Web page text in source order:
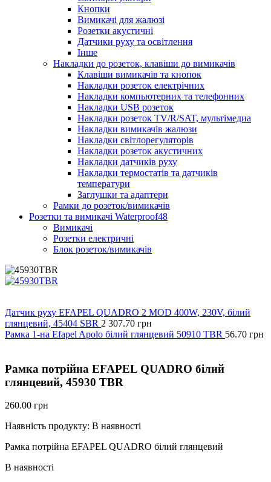
Кнопки
Вимикачі для жалюзі
Розетки акустичні
Датчики руху та освітлення
Інше
Накладки до розеток, клавіши до вимикачів
Клавіши вимикачів та кнопок
Накладки розеток електрічних
Накладки компьютерних та телефонних
Накладки USB розеток
Накладки розеток TV/R/SAT, мультімедиа
Накладки вимикачів жалюзи
Накладки світлорегуляторів
Накладки розеток акустичних
Накладки датчиків руху
Накладки термостатів та датчиків
температури
Заглушки та адаптери
Рамки до розеток/вимикачів
Розетки та вимикачі Waterproof48
Вимикачі
Розетки електричні
Блок розеток/вимикачів
Датчик руху EFAPEL QUADRO 2 MOD 400W, 230V, білий
глянцевий, 45404 SBR 2 307.70 грн
Рамка 1-на Efapel Apolo білий глянцевий 50910 TBR 56.70 грн
Рамка потрійна EFAPEL QUADRO білий
глянцевий, 45930 TBR
260.00 грн
Наявність продукту: В наявності
Рамка потрійна EFAPEL QUADRO білий глянцевий
В наявності